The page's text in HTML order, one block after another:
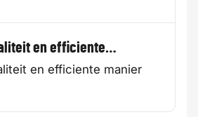
en efficiente…
en efficiente manier